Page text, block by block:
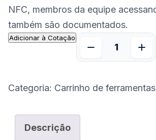
NFC, membros da equipe
também são documentados.
Adicionar à Cotação
Categoria: Carrinho de
Descrição